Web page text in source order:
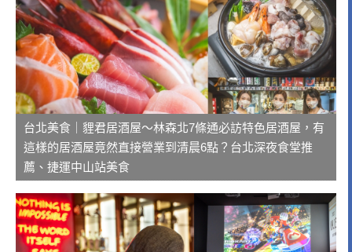
台北美食｜貍君居酒屋～林森北7條通必訪特色居酒屋，有
這樣的居酒屋竟然直接營業到清晨6點？台北深夜食堂推
薦、捷運中山站美食